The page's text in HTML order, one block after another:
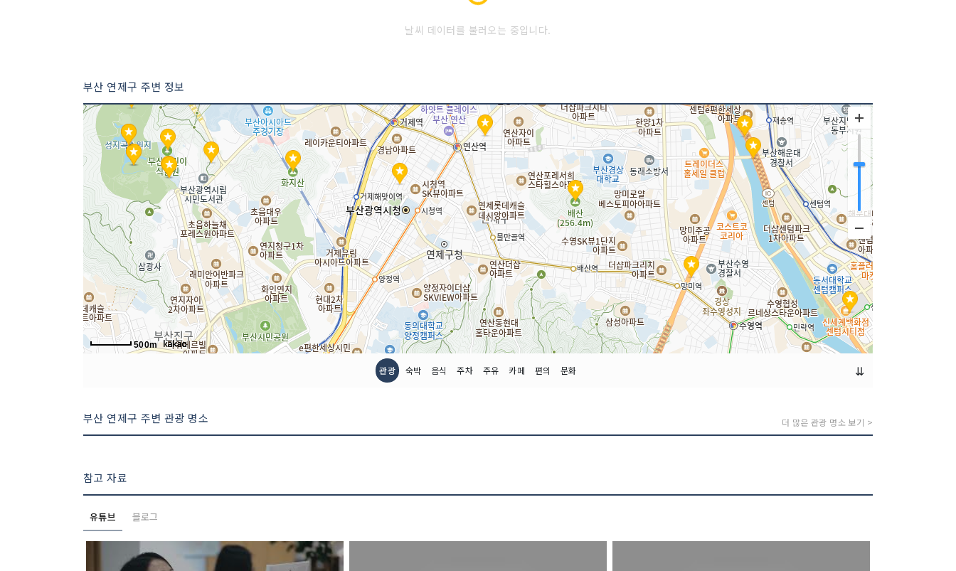
날씨 데이터를 불러오는 중입니다.
부산 연제구 주변 정보
500m
관광 숙박 음식 주차 주유 카페 편의 문화 ⇊
부산 연제구 주변 관광 명소 더 많은 관광 명소 보기 >
참고 자료
유튜브 블로그